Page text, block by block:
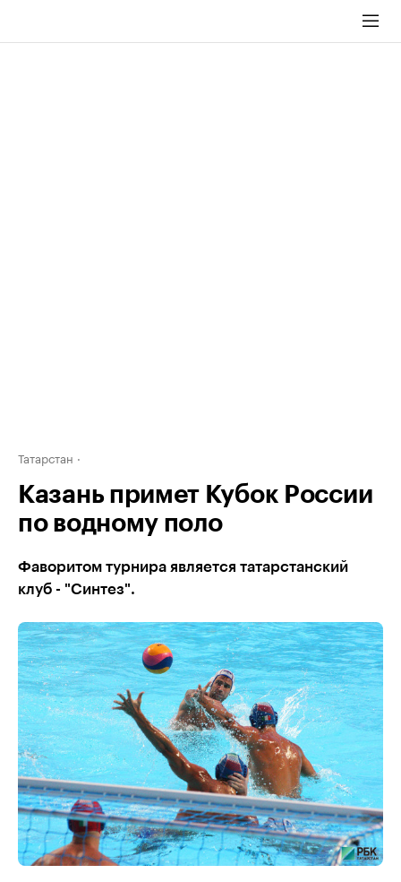
Татарстан
Казань примет Кубок России
по водному поло
Фаворитом турнира является татарстанский
клуб - "Синтез".